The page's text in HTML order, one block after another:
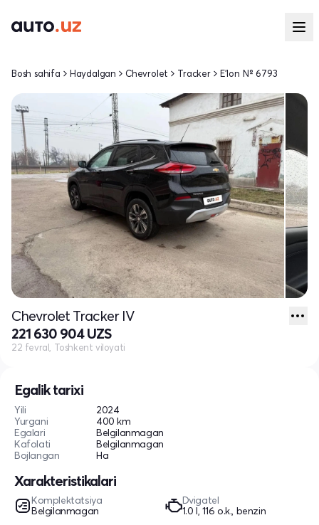
Egalik tarixi
Yili
2024
Yurgani
400 km
Egalari
Belgilanmagan
Kafolati
Belgilanmagan
Bojlangan
Ha
Xarakteristikalari
Komplektatsiya
Belgilanmagan
Dvigatel
1.0 l, 116 o.k., benzin
Bosh sahifa Haydalgan Chevrolet Tracker E'lon № 6793
Chevrolet Tracker IV
221 630 904 UZS
22 fevral, Toshkent viloyati